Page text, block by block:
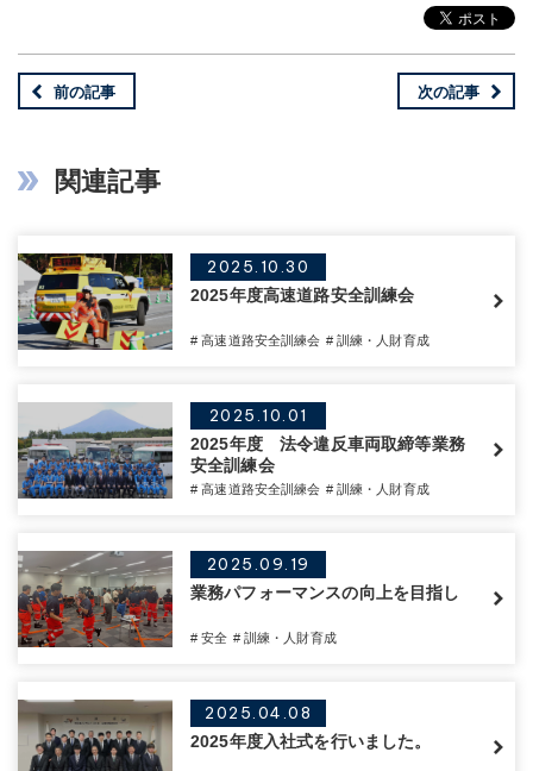
前の記事 次の記事
関連記事
2025.10.30
2025年度高速道路安全訓練会
# 高速道路安全訓練会 # 訓練・人財育成
2025.10.01
2025年度 法令違反車両取締等業務
安全訓練会
# 高速道路安全訓練会 # 訓練・人財育成
2025.09.19
業務パフォーマンスの向上を目指し
# 安全 # 訓練・人財育成
2025.04.08
2025年度入社式を行いました。